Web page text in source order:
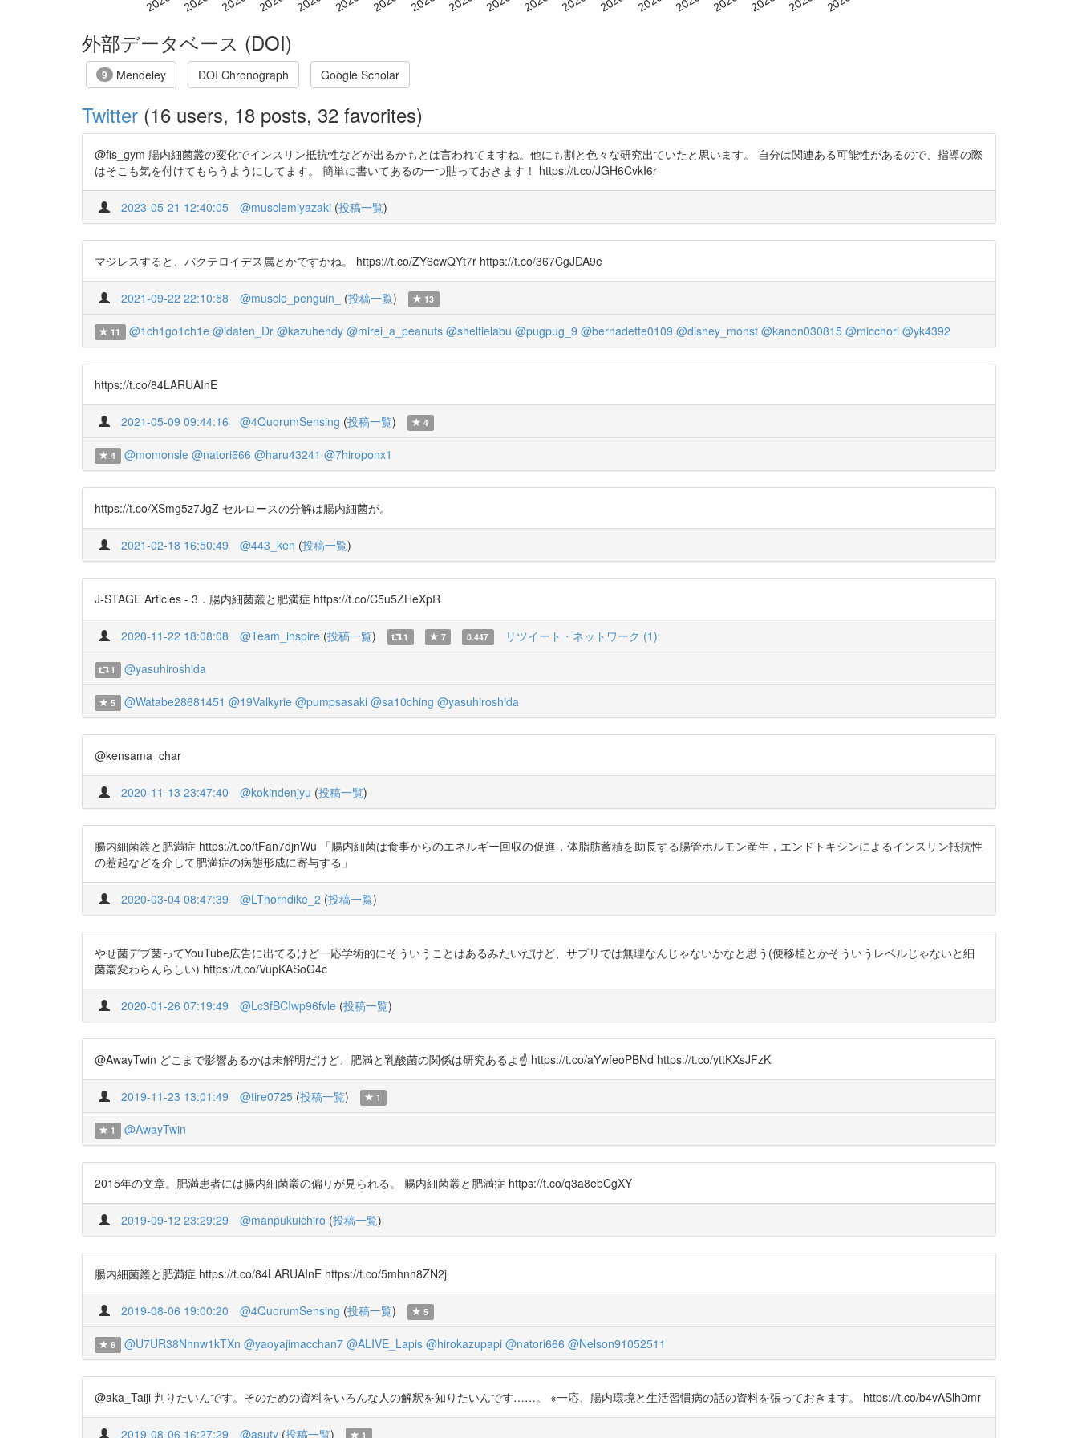
外部データベース (DOI)
9 Mendeley DOI Chronograph Google Scholar
Twitter (16 users, 18 posts, 32 favorites)
@fis_gym 腸内細菌叢の変化でインスリン抵抗性などが出るかもとは言われてますね。他にも割と色々な研究出ていたと思います。 自分は関連ある可能性があるので、指導の際
はそこも気を付けてもらうようにしてます。 簡単に書いてあるの一つ貼っておきます！ https://t.co/JGH6CvkI6r
2023-05-21 12:40:05 @musclemiyazaki (投稿一覧)
マジレスすると、バクテロイデス属とかですかね。 https://t.co/ZY6cwQYt7r https://t.co/367CgJDA9e
2021-09-22 22:10:58 @muscle_penguin_ (投稿一覧) 13
11 @1ch1go1ch1e @idaten_Dr @kazuhendy @mirei_a_peanuts @sheltielabu @pugpug_9 @bernadette0109 @disney_monst @kanon030815 @micchori @yk4392
https://t.co/84LARUAInE
2021-05-09 09:44:16 @4QuorumSensing (投稿一覧) 4
4 @momonsle @natori666 @haru43241 @7hiroponx1
https://t.co/XSmg5z7JgZ セルロースの分解は腸内細菌が。
2021-02-18 16:50:49 @443_ken (投稿一覧)
J-STAGE Articles - 3．腸内細菌叢と肥満症 https://t.co/C5u5ZHeXpR
2020-11-22 18:08:08 @Team_inspire (投稿一覧) 1 7 0.447 リツイート・ネットワーク (1)
1 @yasuhiroshida
5 @Watabe28681451 @19Valkyrie @pumpsasaki @sa10ching @yasuhiroshida
@kensama_char
2020-11-13 23:47:40 @kokindenjyu (投稿一覧)
腸内細菌叢と肥満症 https://t.co/tFan7djnWu 「腸内細菌は食事からのエネルギー回収の促進，体脂肪蓄積を助長する腸管ホルモン産生，エンドトキシンによるインスリン抵抗性
の惹起などを介して肥満症の病態形成に寄与する」
2020-03-04 08:47:39 @LThorndike_2 (投稿一覧)
やせ菌デブ菌ってYouTube広告に出てるけど一応学術的にそういうことはあるみたいだけど、サプリでは無理なんじゃないかなと思う(便移植とかそういうレベルじゃないと細
菌叢変わらんらしい) https://t.co/VupKASoG4c
2020-01-26 07:19:49 @Lc3fBCIwp96fvle (投稿一覧)
@AwayTwin どこまで影響あるかは未解明だけど、肥満と乳酸菌の関係は研究あるよ☝️ https://t.co/aYwfeoPBNd https://t.co/yttKXsJFzK
2019-11-23 13:01:49 @tire0725 (投稿一覧) 1
1 @AwayTwin
2015年の文章。肥満患者には腸内細菌叢の偏りが見られる。 腸内細菌叢と肥満症 https://t.co/q3a8ebCgXY
2019-09-12 23:29:29 @manpukuichiro (投稿一覧)
腸内細菌叢と肥満症 https://t.co/84LARUAInE https://t.co/5mhnh8ZN2j
2019-08-06 19:00:20 @4QuorumSensing (投稿一覧) 5
6 @U7UR38Nhnw1kTXn @yaoyajimacchan7 @ALIVE_Lapis @hirokazupapi @natori666 @Nelson91052511
@aka_Taiji 判りたいんです。そのための資料をいろんな人の解釈を知りたいんです……。 ※一応、腸内環境と生活習慣病の話の資料を張っておきます。 https://t.co/b4vASlh0mr
2019-08-06 16:27:29 @asuty (投稿一覧) 1